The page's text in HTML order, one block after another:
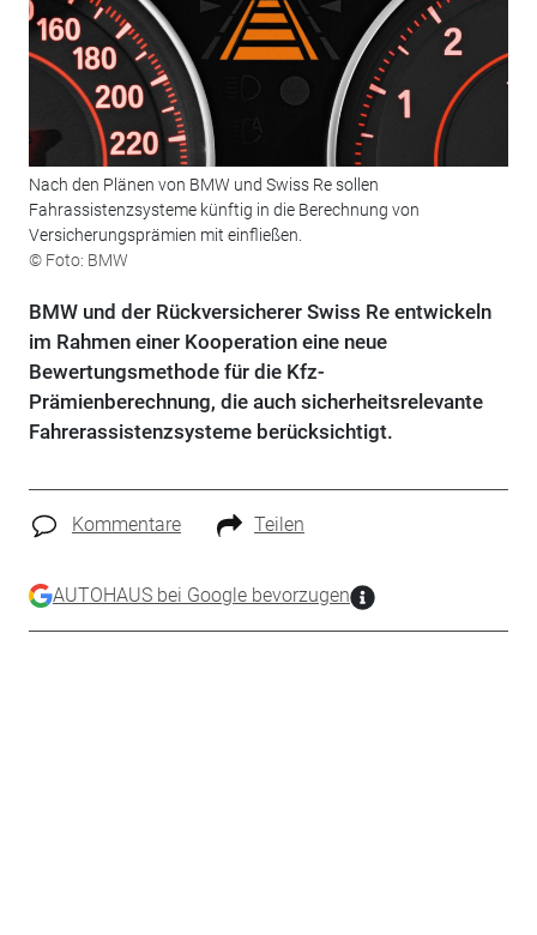
Nach den Plänen von BMW und Swiss Re sollen
Fahrassistenzsysteme künftig in die Berechnung von
Versicherungsprämien mit einfließen.
© Foto: BMW
BMW und der Rückversicherer Swiss Re entwickeln
im Rahmen einer Kooperation eine neue
Bewertungsmethode für die Kfz-
Prämienberechnung, die auch sicherheitsrelevante
Fahrerassistenzsysteme berücksichtigt.
Kommentare Teilen
AUTOHAUS bei Google bevorzugen